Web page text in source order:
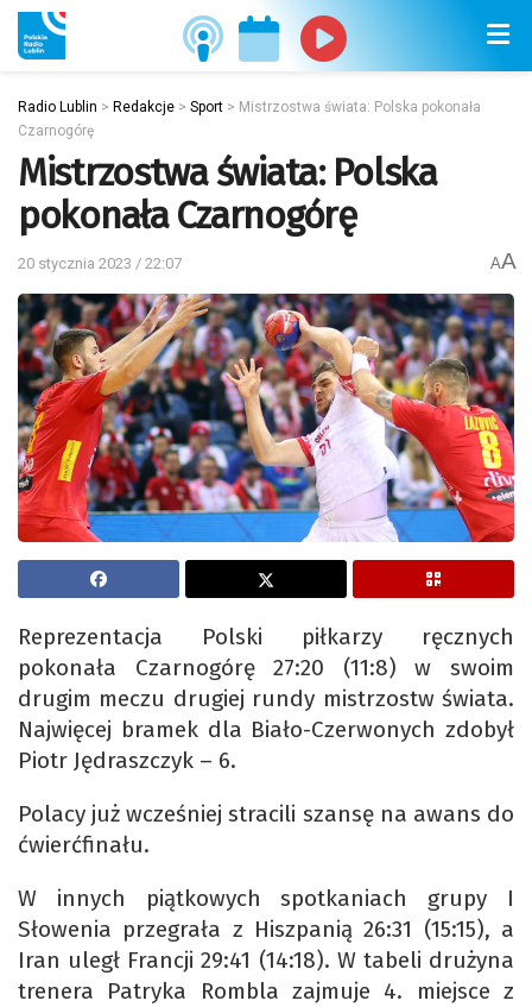
Radio Lublin > Redakcje > Sport > Mistrzostwa świata: Polska pokonała
Czarnogórę
Mistrzostwa świata: Polska
pokonała Czarnogórę
20 stycznia 2023 / 22:07 AA
Reprezentacja Polski piłkarzy ręcznych
pokonała Czarnogórę 27:20 (11:8) w swoim
drugim meczu drugiej rundy mistrzostw świata.
Najwięcej bramek dla Biało-Czerwonych zdobył
Piotr Jędraszczyk – 6.
Polacy już wcześniej stracili szansę na awans do
ćwierćfinału.
W innych piątkowych spotkaniach grupy I
Słowenia przegrała z Hiszpanią 26:31 (15:15), a
Iran uległ Francji 29:41 (14:18). W tabeli drużyna
trenera Patryka Rombla zajmuje 4. miejsce z